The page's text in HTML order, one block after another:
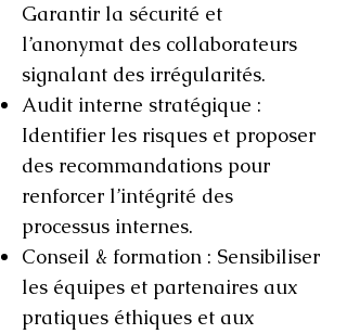
Garantir la sécurité et
l’anonymat des collaborateurs
signalant des irrégularités.
Audit interne stratégique :
Identifier les risques et proposer
des recommandations pour
renforcer l’intégrité des
processus internes.
Conseil & formation : Sensibiliser
les équipes et partenaires aux
pratiques éthiques et aux